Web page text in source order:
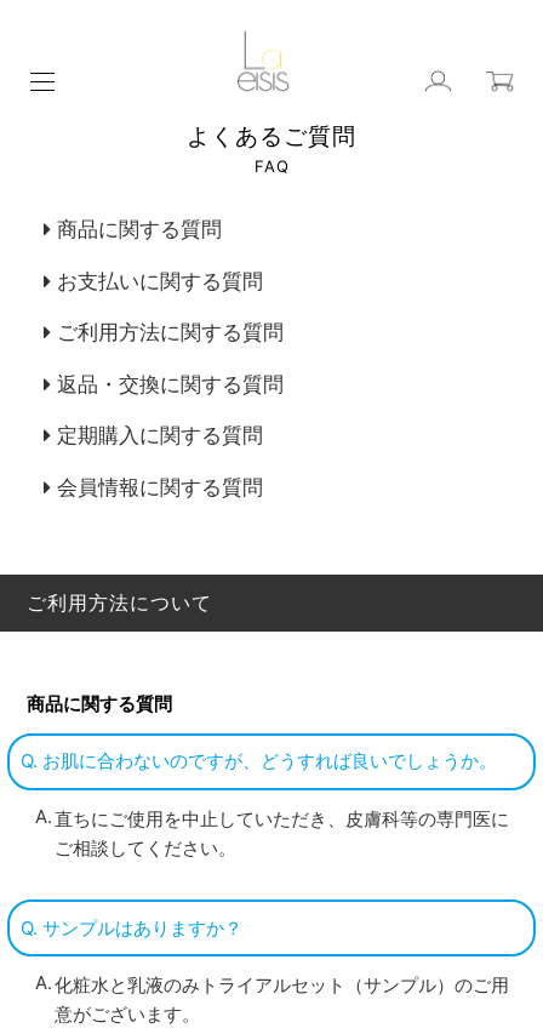
よくあるご質問
FAQ
商品に関する質問
お支払いに関する質問
ご利用方法に関する質問
返品・交換に関する質問
定期購入に関する質問
会員情報に関する質問
ご利用方法について
商品に関する質問
Q. お肌に合わないのですが、どうすれば良いでしょうか。
直ちにご使用を中止していただき、皮膚科等の専門医に
ご相談してください。
Q. サンプルはありますか？
化粧水と乳液のみトライアルセット（サンプル）のご用
意がございます。